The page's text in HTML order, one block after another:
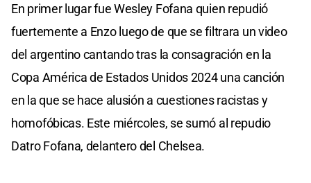
En primer lugar fue Wesley Fofana quien repudió
fuertemente a Enzo luego de que se filtrara un video
del argentino cantando tras la consagración en la
Copa América de Estados Unidos 2024 una canción
en la que se hace alusión a cuestiones racistas y
homofóbicas. Este miércoles, se sumó al repudio
Datro Fofana, delantero del Chelsea.